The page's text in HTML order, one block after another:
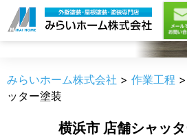
職人のうんちく
みらいホーム株式会社 > 作業工程 >
ッター塗装
横浜市 店舗シャッ